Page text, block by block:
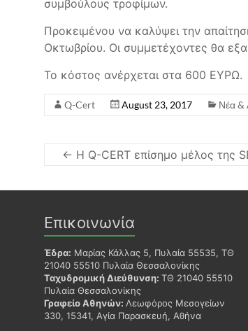
συμβούλους τροφίμων.
Προκειμένου να καλύψει την
Οκτωβρίου. Οι συμμετέχοντες θα
Το κόστος ανέρχεται στα 600 ΕΥΡΩ.
Q-Cert August 23, 2017 Νέα &
← Η Q-CERT επίσημο μέλος της
Επικοινωνία
Έδρα: Μαρίας Κάλλας 5, Πυλαία 55535, ΤΘ
21040 55510 Πυλαία Θεσσαλονίκης
Ταχυδρομική Διεύθυνση: ΤΘ 21040 55510
Πυλαία Θεσσαλονίκης
Γραφείο Αθηνών: Λεωφόρος Μεσογείων
330, 15341, Αγία Παρασκευή, Αθήνα